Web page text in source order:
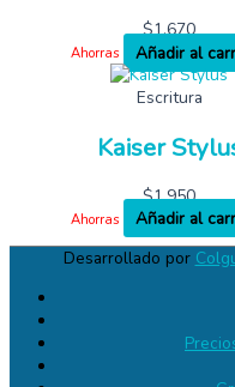
$1,670
Ahorras
Añadir al
Escritura
Kaiser
$1,950
Ahorras
Añadir al
Desarrollado por